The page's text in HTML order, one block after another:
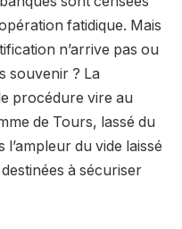
fatidique. Mais
n’arrive pas ou
souvenir ? La
procédure vire au
de Tours, lassé du
du vide laissé
à sécuriser